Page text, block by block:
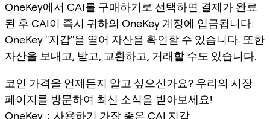
OneKey에서 CAI를 구매하기로 선택하면 결제가 완료
된 후 CAI이 즉시 귀하의 OneKey 계정에 입금됩니다.
OneKey "지갑"을 열어 자산을 확인할 수 있습니다. 또한
자산을 보내고, 받고, 교환하고, 거래할 수도 있습니다.
코인 가격을 언제든지 알고 싶으신가요? 우리의 시장
페이지를 방문하여 최신 소식을 받아보세요!
OneKey：사용하기 가장 좋은 CAI 지갑